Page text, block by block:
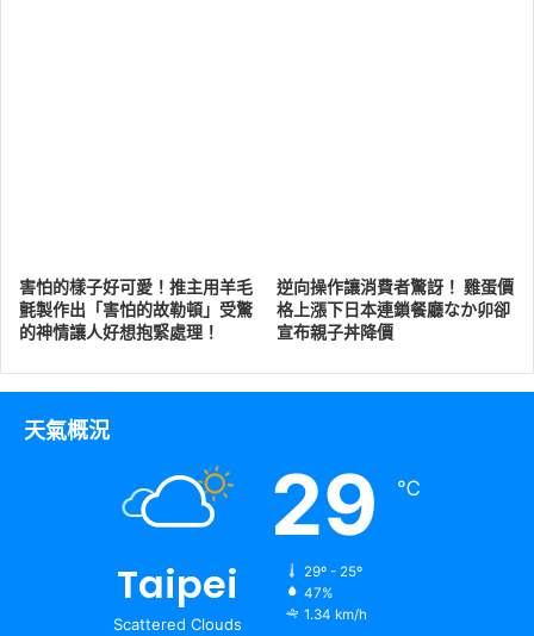
害怕的樣子好可愛！推主用羊毛
氈製作出「害怕的故勒頓」受驚
的神情讓人好想抱緊處理！
逆向操作讓消費者驚訝！ 雞蛋價
格上漲下日本連鎖餐廳なか卯卻
宣布親子丼降價
天氣概況
Taipei
Scattered Clouds
29 ℃
29º - 25º
47%
1.34 km/h